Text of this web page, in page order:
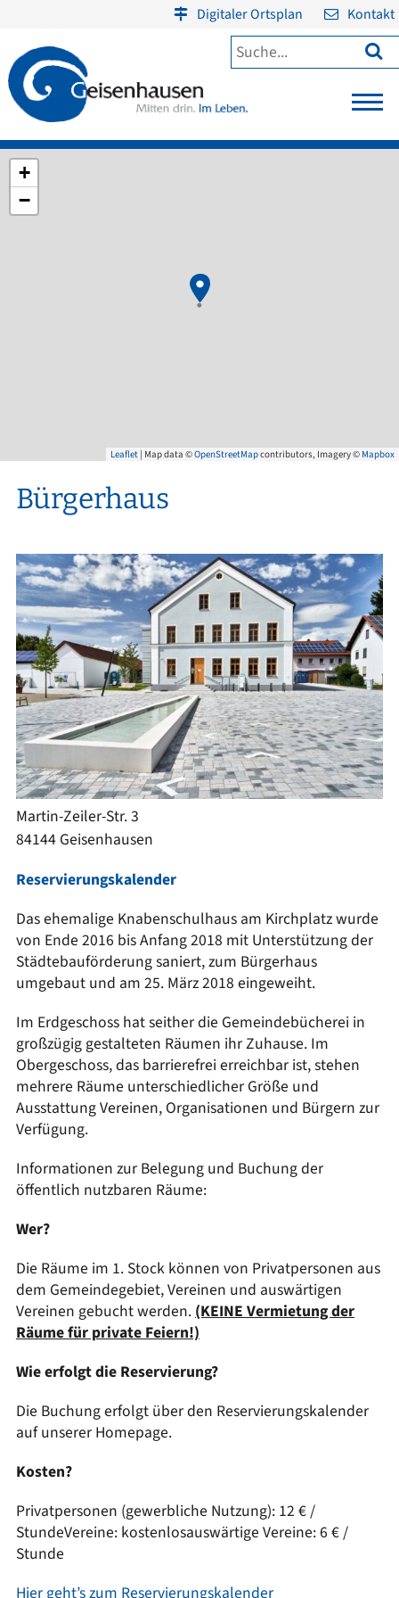
Digitaler Ortsplan Kontakt

+
−
Leaflet | Map data ©OpenStreetMapcontributors, Imagery © Mapbox
Bürgerhaus
Martin-Zeiler-Str. 3
84144 Geisenhausen
Reservierungskalender
Das ehemalige Knabenschulhaus am Kirchplatz wurde
von Ende 2016 bis Anfang 2018 mit Unterstützung der
Städtebauförderung saniert, zum Bürgerhaus
umgebaut und am 25. März 2018 eingeweiht.
Im Erdgeschoss hat seither die Gemeindebücherei in
großzügig gestalteten Räumen ihr Zuhause. Im
Obergeschoss, das barrierefrei erreichbar ist, stehen
mehrere Räume unterschiedlicher Größe und
Ausstattung Vereinen, Organisationen und Bürgern zur
Verfügung.
Informationen zur Belegung und Buchung der
öffentlich nutzbaren Räume:
Wer?
Die Räume im 1. Stock können von Privatpersonen aus
dem Gemeindegebiet, Vereinen und auswärtigen
Vereinen gebucht werden. (KEINE Vermietung der
Räume für private Feiern!)
Wie erfolgt die Reservierung?
Die Buchung erfolgt über den Reservierungskalender
auf unserer Homepage.
Kosten?
Privatpersonen (gewerbliche Nutzung): 12 € /
StundeVereine: kostenlosauswärtige Vereine: 6 € /
Stunde
Hier geht’s zum Reservierungskalender